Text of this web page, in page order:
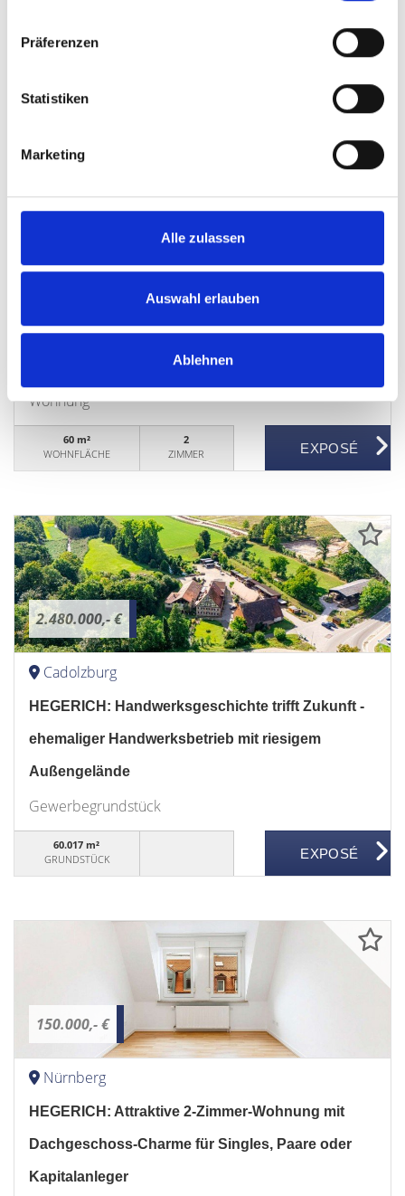
Präferenzen
Statistiken
Marketing
Alle zulassen
Auswahl erlauben
Ablehnen
WOHNFLÄCHE
210.000,- €
Nürnberg
HEGERICH: Wohnen oder investieren: Sanierte 2-
Zimmer-Wohnung in gefragter Nordlage
Wohnung
60 m²
WOHNFLÄCHE
2
ZIMMER
2.480.000,- €
Cadolzburg
HEGERICH: Handwerksgeschichte trifft Zukunft -
ehemaliger Handwerksbetrieb mit riesigem
Außengelände
Gewerbegrundstück
60.017 m²
GRUNDSTÜCK
150.000,- €
Nürnberg
HEGERICH: Attraktive 2-Zimmer-Wohnung mit
Dachgeschoss-Charme für Singles, Paare oder
Kapitalanleger